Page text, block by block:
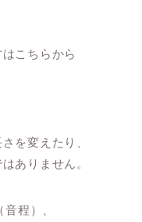
こちらから
を変えたり、
ありません。
程）、